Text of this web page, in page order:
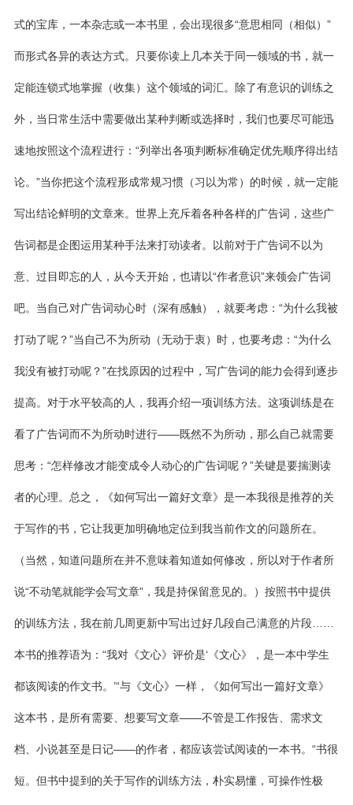
式的宝库，一本杂志或一本书里，会出现很多“意思相同（相似）”
而形式各异的表达方式。只要你读上几本关于同一领域的书，就一
定能连锁式地掌握（收集）这个领域的词汇。除了有意识的训练之
外，当日常生活中需要做出某种判断或选择时，我们也要尽可能迅
速地按照这个流程进行：“列举出各项判断标准确定优先顺序得出结
论。”当你把这个流程形成常规习惯（习以为常）的时候，就一定能
写出结论鲜明的文章来。世界上充斥着各种各样的广告词，这些广
告词都是企图运用某种手法来打动读者。以前对于广告词不以为
意、过目即忘的人，从今天开始，也请以“作者意识”来领会广告词
吧。当自己对广告词动心时（深有感触），就要考虑：“为什么我被
打动了呢？”当自己不为所动（无动于衷）时，也要考虑：“为什么
我没有被打动呢？”在找原因的过程中，写广告词的能力会得到逐步
提高。对于水平较高的人，我再介绍一项训练方法。这项训练是在
看了广告词而不为所动时进行——既然不为所动，那么自己就需要
思考：“怎样修改才能变成令人动心的广告词呢？”关键是要揣测读
者的心理。总之，《如何写出一篇好文章》是一本我很是推荐的关
于写作的书，它让我更加明确地定位到我当前作文的问题所在。
（当然，知道问题所在并不意味着知道如何修改，所以对于作者所
说“不动笔就能学会写文章”，我是持保留意见的。）按照书中提供
的训练方法，我在前几周更新中写出过好几段自己满意的片段……
本书的推荐语为：“我对《文心》评价是‘《文心》，是一本中学生
都该阅读的作文书。’“与《文心》一样，《如何写出一篇好文章》
这本书，是所有需要、想要写文章——不管是工作报告、需求文
档、小说甚至是日记——的作者，都应该尝试阅读的一本书。“书很
短。但书中提到的关于写作的训练方法，朴实易懂，可操作性极